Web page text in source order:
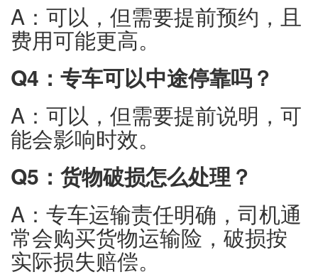
A：可以，但需要提前预约，且
费用可能更高。
Q4：专车可以中途停靠吗？
A：可以，但需要提前说明，可
能会影响时效。
Q5：货物破损怎么处理？
A：专车运输责任明确，司机通
常会购买货物运输险，破损按
实际损失赔偿。